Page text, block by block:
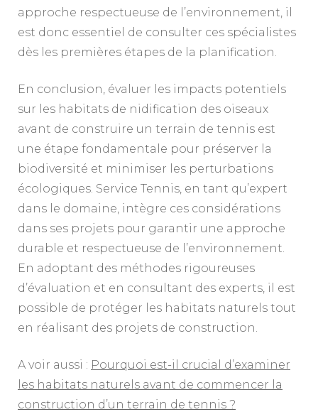
approche respectueuse de l’environnement, il
est donc essentiel de consulter ces spécialistes
dès les premières étapes de la planification.
En conclusion, évaluer les impacts potentiels
sur les habitats de nidification des oiseaux
avant de construire un terrain de tennis est
une étape fondamentale pour préserver la
biodiversité et minimiser les perturbations
écologiques. Service Tennis, en tant qu’expert
dans le domaine, intègre ces considérations
dans ses projets pour garantir une approche
durable et respectueuse de l’environnement.
En adoptant des méthodes rigoureuses
d’évaluation et en consultant des experts, il est
possible de protéger les habitats naturels tout
en réalisant des projets de construction.
A voir aussi : Pourquoi est-il crucial d’examiner
les habitats naturels avant de commencer la
construction d’un terrain de tennis ?